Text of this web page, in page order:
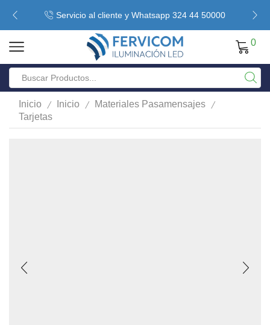
Servicio al cliente y Whatsapp 324 44 50000
0
Inicio / Inicio / Materiales Pasamensajes /
Tarjetas